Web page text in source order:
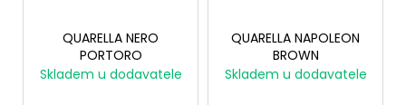
QUARELLA NERO
PORTORO
Skladem u dodavatele
QUARELLA NAPOLEON
BROWN
Skladem u dodavatele